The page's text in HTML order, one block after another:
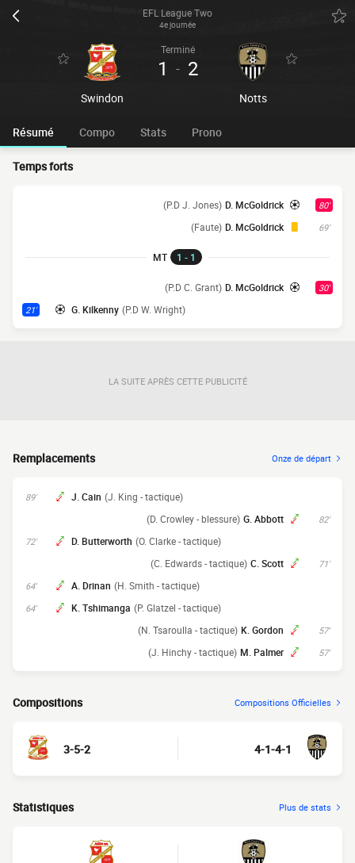
EFL League Two
4e journée
Swindon
Terminé
1 - 2
Notts
Résumé Compo Stats Prono
Temps forts
80'
D. McGoldrick
(P.D J. Jones)
69'
D. McGoldrick
(Faute)
MT 1 - 1
30'
D. McGoldrick
(P.D C. Grant)
21' G. Kilkenny (P.D W. Wright)
LA SUITE APRÈS CETTE PUBLICITÉ
Remplacements Onze de départ
89' J. Cain (J. King - tactique)
82'
G. Abbott
(D. Crowley - blessure)
72' D. Butterworth (O. Clarke - tactique)
71'
C. Scott
(C. Edwards - tactique)
64' A. Drinan (H. Smith - tactique)
64' K. Tshimanga (P. Glatzel - tactique)
57'
K. Gordon
(N. Tsaroulla - tactique)
57'
M. Palmer
(J. Hinchy - tactique)
Compositions Compositions Officielles
3-5-2 4-1-4-1
Statistiques Plus de stats